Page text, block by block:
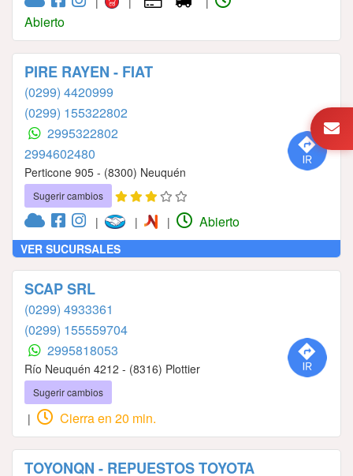
Abierto
PIRE RAYEN - FIAT
(0299) 4420999
(0299) 155322802
2995322802
2994602480
Perticone 905 - (8300) Neuquén
Sugerir cambios
| | | Abierto
VER SUCURSALES
SCAP SRL
(0299) 4933361
(0299) 155559704
2995818053
Río Neuquén 4212 - (8316) Plottier
Sugerir cambios
| Cierra en 20 min.
TOYONQN - REPUESTOS TOYOTA